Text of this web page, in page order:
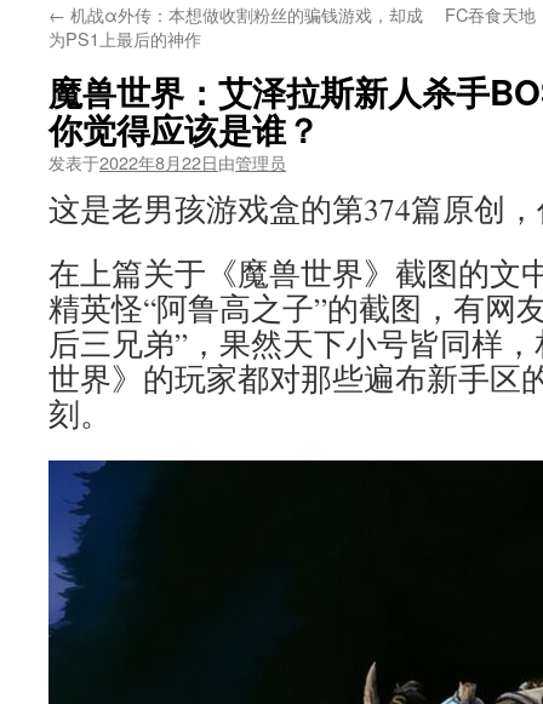
← 机战α外传：本想做收割粉丝的骗钱游戏，却成
为PS1上最后的神作
FC吞食天地
魔兽世界：艾泽拉斯新人杀手
你觉得应该是谁？
发表于2022年8月22日由管理员
这是老男孩游戏盒的第374篇原创
在上篇关于《魔兽世界》截图的文
精英怪“阿鲁高之子”的截图，有网
后三兄弟”，果然天下小号皆同样
世界》的玩家都对那些遍布新手区
刻。